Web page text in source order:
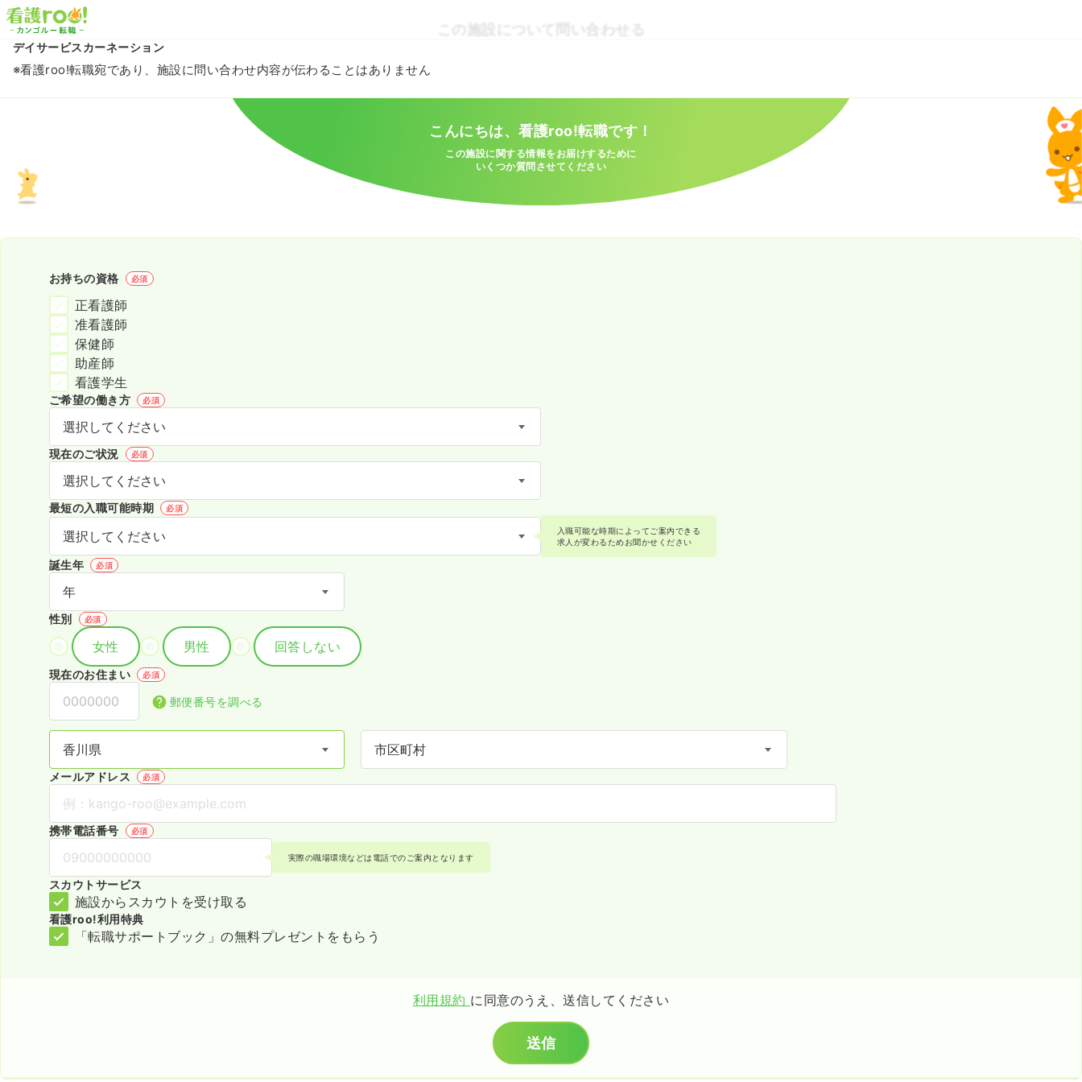
この施設について問い合わせる
デイサービスカーネーション
※看護roo!転職宛であり、施設に問い合わせ内容が伝わることはありません
こんにちは、看護roo!転職です！
この施設に関する情報をお届けするために
いくつか質問させてください
お持ちの資格 必須
正看護師
准看護師
保健師
助産師
看護学生
ご希望の働き方 必須
現在のご状況 必須
最短の入職可能時期 必須
入職可能な時期によってご案内できる
求人が変わるためお聞かせください
誕生年 必須
性別 必須
女性 男性 回答しない
現在のお住まい 必須
郵便番号を調べる
メールアドレス 必須
携帯電話番号 必須
実際の職場環境などは電話でのご案内となります
スカウトサービス
施設からスカウトを受け取る
看護roo!利用特典
「転職サポートブック」の無料プレゼントをもらう
利用規約 に同意のうえ、送信してください
送信